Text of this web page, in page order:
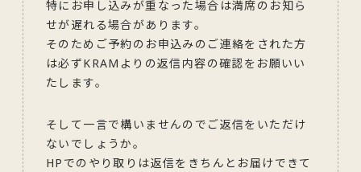
特にお申し込みが重なった場合は満席のお知ら
せが遅れる場合があります。
そのためご予約のお申込みのご連絡をされた方
は必ずKRAMよりの返信内容の確認をお願いい
たします。
そして一言で構いませんのでご返信をいただけ
ないでしょうか。
HPでのやり取りは返信をきちんとお届けできて